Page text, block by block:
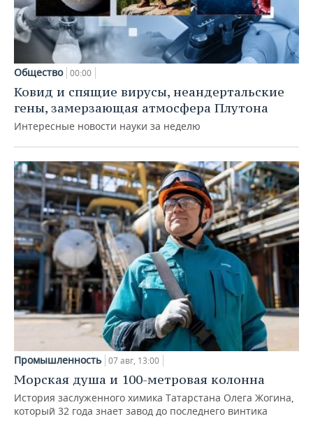
Общество 00:00
Ковид и спящие вирусы, неандертальские
гены, замерзающая атмосфера Плутона
Интересные новости науки за неделю
Промышленность 07 авг, 13:00
Морская душа и 100-метровая колонна
История заслуженного химика Татарстана Олега Жогина,
который 32 года знает завод до последнего винтика